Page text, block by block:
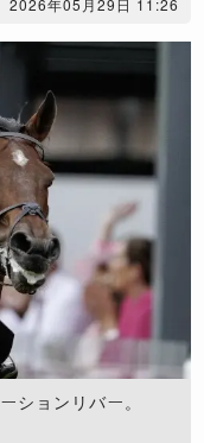
2026年05月29日 11:26
ションリバー。